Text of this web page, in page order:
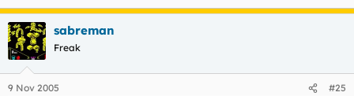
sabreman
Freak
9 Nov 2005 #25